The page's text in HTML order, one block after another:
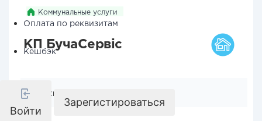
Оплата по реквизитам
Кешбэк
Войти
Зарегистироваться
Коммунальные услуги
КП БучаСервіс
Реквизиты компании